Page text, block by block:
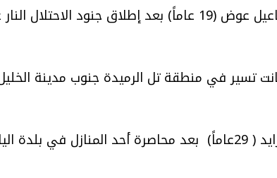
وفي الثاني والعشرين من ذات الشهر استشهد رضا سامي حسن عوض (15 عاماً) وعيسى عرفات إسماعيل عوض (19 عاماً)
تسير في منطقة تل الرميدة جنوب مدينة
وفي الرابع والعشرين من حزيران/ يونيو الماضي، اغتالت قوة إسرائيلية خاصة الشاب محمد ناظم عزات زايد ( 29عاماً) بعد